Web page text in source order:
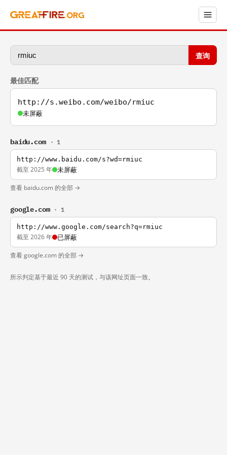
查询
最佳匹配
http://s.weibo.com/weibo/rmiuc
未屏蔽
baidu.com · 1
http://www.baidu.com/s?wd=rmiuc
截至 2025 年 未屏蔽
查看 baidu.com 的全部 →
google.com · 1
http://www.google.com/search?q=rmiuc
截至 2026 年 已屏蔽
查看 google.com 的全部 →
所示判定基于最近 90 天的测试，与该网址页面一致。